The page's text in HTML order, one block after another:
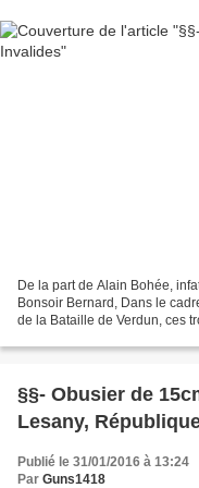
De la part de Alain Bohée,
Bonsoir Bernard, Dans le
de la Bataille de Verdun, ces
§§- Obusier de
Lesany,
Publié le 31/01/2016 à 13:24
Par Guns1418